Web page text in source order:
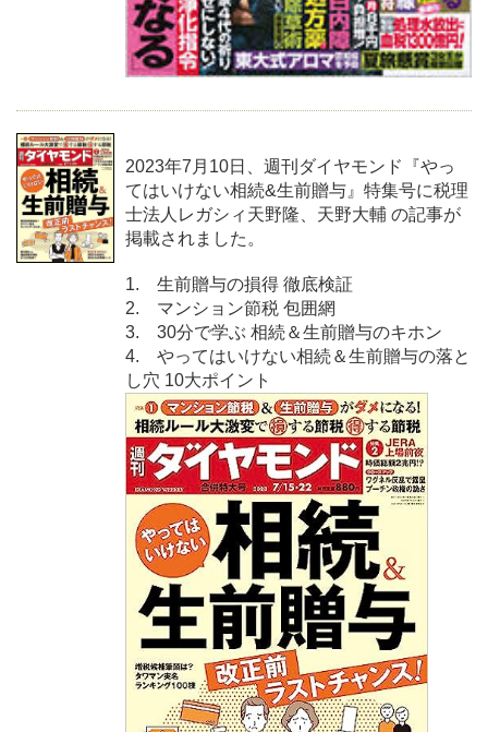
2023年7月10日、週刊ダイヤモンド『やっ
てはいけない相続&生前贈与』特集号に税理
士法人レガシィ天野隆、天野大輔 の記事が
掲載されました。
1. 生前贈与の損得 徹底検証
2. マンション節税 包囲網
3. 30分で学ぶ 相続＆生前贈与のキホン
4. やってはいけない相続＆生前贈与の落と
し穴 10大ポイント